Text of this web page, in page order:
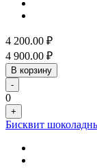
4 200.00 ₽
4 900.00 ₽
В корзину
-
0
+
Бисквит